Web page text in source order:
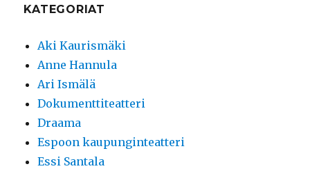
KATEGORIAT
Aki Kaurismäki
Anne Hannula
Ari Ismälä
Dokumenttiteatteri
Draama
Espoon kaupunginteatteri
Essi Santala